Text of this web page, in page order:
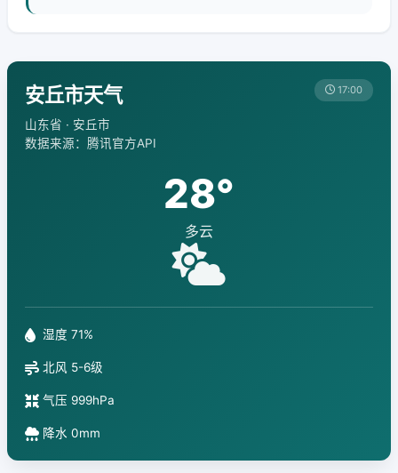
安丘市天气
山东省 · 安丘市
数据来源：腾讯官方API
17:00
28°
多云
湿度 71%
北风 5-6级
气压 999hPa
降水 0mm